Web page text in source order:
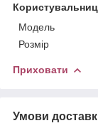
Мoдель
Розмір
Приховати
Умови